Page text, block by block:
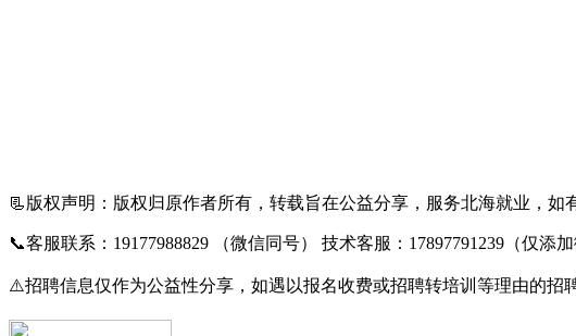
📃版权声明：版权归原作者所有，转载旨在公益分享，服务北海就业，如
📞客服联系：19177988829 （微信同号） 技术客服：17897791239（仅添加
⚠️招聘信息仅作为公益性分享，如遇以报名收费或招聘转培训等理由的招